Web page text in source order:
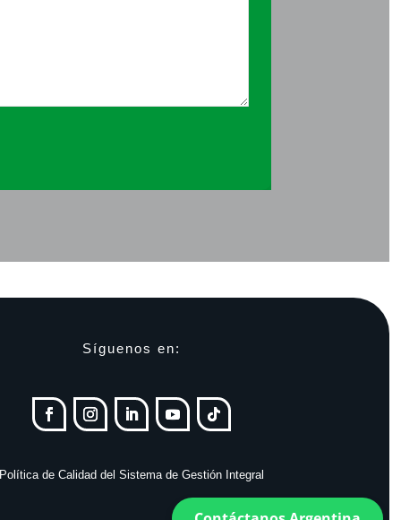
Síguenos en:
Política de Calidad del Sistema de Gestión Integral